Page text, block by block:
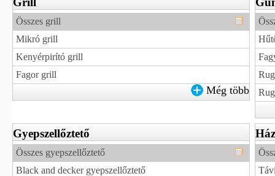
Összes grill
Mikró grill
Kenyérpirító grill
Fagor grill
Még több
Gyepszellőztető
Összes gyepszellőztető
Black and decker gyepszellőztető
Ház